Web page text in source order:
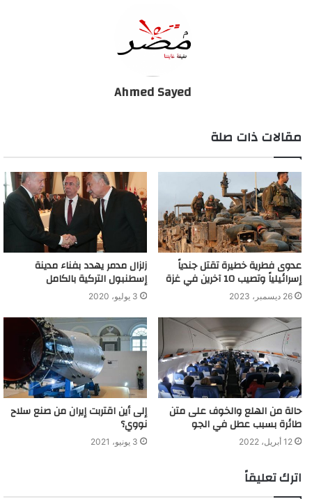
Ahmed Sayed
مقالات ذات صلة
عدوى فطرية خطيرة تقتل جندياً
إسرائيلياً وتصيب 10 آخرين في غزة
26 ديسمبر، 2023
زلزال مدمر يهدد بفناء مدينة
إسطنبول التركية بالكامل
3 يوليو، 2020
حالة من الهلع والخوف على متن
طائرة بسبب عطل في الجو
12 أبريل، 2022
إلى أين اقتربت إيران من صنع سلاح
نووي؟
3 يونيو، 2021
اترك تعليقاً